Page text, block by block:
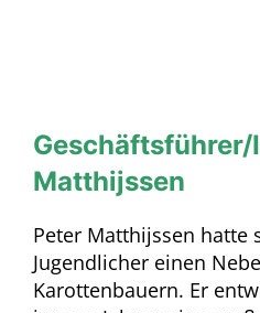
Geschäftsführer/
Matthijssen
Peter Matthijssen hatte
Jugendlicher einen
Karottenbauern. Er